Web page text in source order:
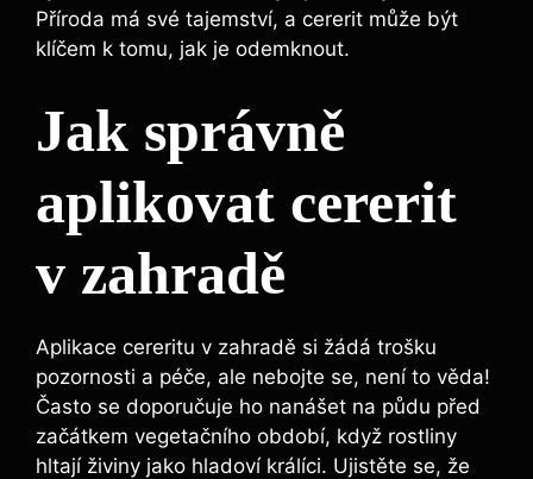
Příroda má své‍ tajemství, a cererit může být
klíčem k tomu, jak je odemknout.
Jak správně
aplikovat cererit
v zahradě
Aplikace cereritu ⁤v zahradě ⁣si žádá trošku
pozornosti a péče, ale nebojte se, ⁣není to věda!
Často se doporučuje ho nanášet na​ půdu před
začátkem vegetačního období, když rostliny
hltají živiny jako⁢ hladoví králíci. Ujistěte se,‌ že